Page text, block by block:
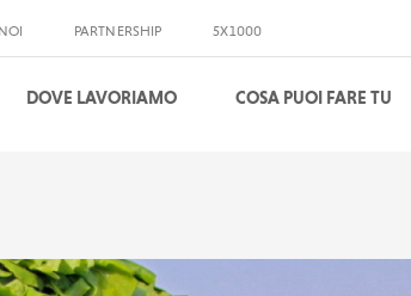
PARTNERSHIP 5X1000
DOVE LAVORIAMO COSA PUOI FARE TU